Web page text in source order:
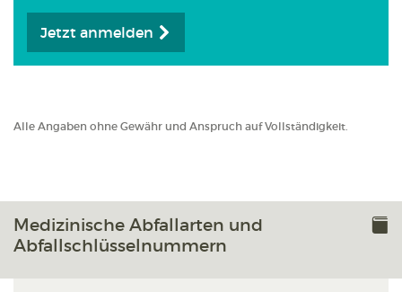
Jetzt anmelden
Alle Angaben ohne Gewähr und Anspruch auf Vollständigkeit.
Medizinische Abfallarten und
Abfallschlüsselnummern